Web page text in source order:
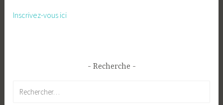
Inscrivez-vous ici
Recherche